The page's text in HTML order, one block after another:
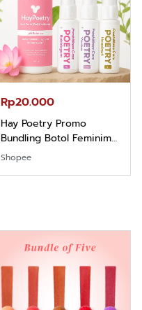
Rp20.000
Hay Poetry Promo
Bundling Botol Feminim
Care Perawatan
Shopee